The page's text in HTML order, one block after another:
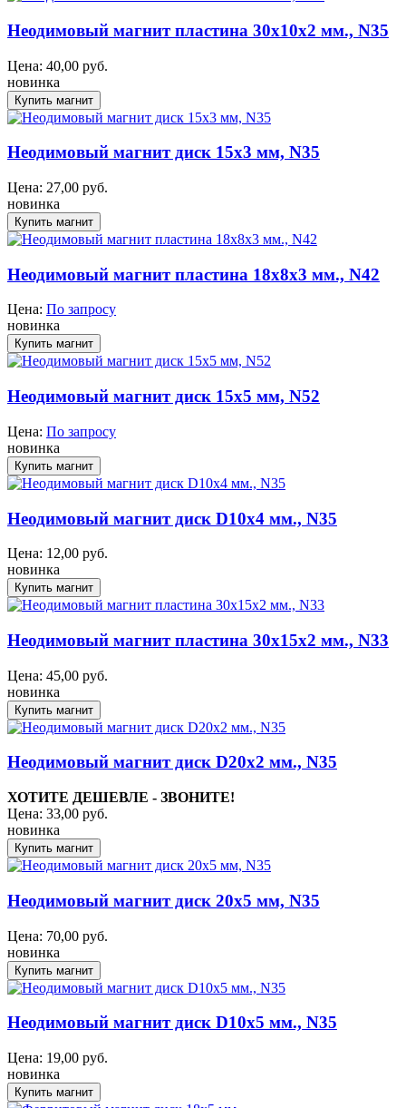
Неодимовый магнит пластина 30x10x2 мм., N35
Цена: 40,00 руб.
новинка
Неодимовый магнит диск 15х3 мм, N35
Цена: 27,00 руб.
новинка
Неодимовый магнит пластина 18х8х3 мм., N42
Цена: По запросу
новинка
Неодимовый магнит диск 15х5 мм, N52
Цена: По запросу
новинка
Неодимовый магнит диск D10x4 мм., N35
Цена: 12,00 руб.
новинка
Неодимовый магнит пластина 30x15x2 мм., N33
Цена: 45,00 руб.
новинка
Неодимовый магнит диск D20x2 мм., N35
ХОТИТЕ ДЕШЕВЛЕ - ЗВОНИТЕ!
Цена: 33,00 руб.
новинка
Неодимовый магнит диск 20х5 мм, N35
Цена: 70,00 руб.
новинка
Неодимовый магнит диск D10x5 мм., N35
Цена: 19,00 руб.
новинка